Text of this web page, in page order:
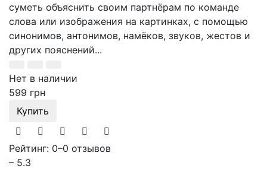
суметь объяснить своим партнёрам по команде
слова или изображения на картинках, с помощью
синонимов, антонимов, намёков, звуков, жестов и
других пояснений...
Нет в наличии
599 грн
Купить
Рейтинг: 0–0 отзывов
– 5.3